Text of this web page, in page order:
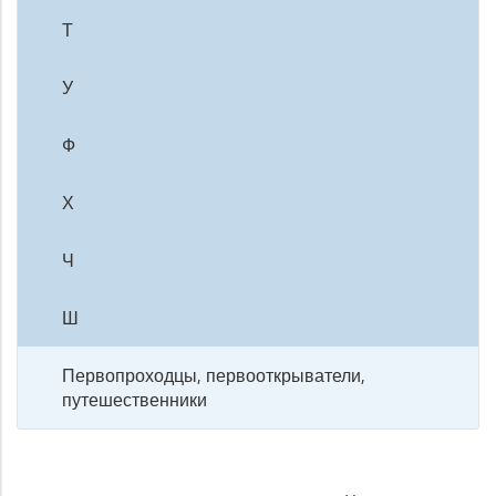
Т
У
Ф
Х
Ч
Ш
Первопроходцы, первооткрыватели,
путешественники